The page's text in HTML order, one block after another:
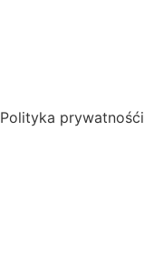
Polityka prywatnośći